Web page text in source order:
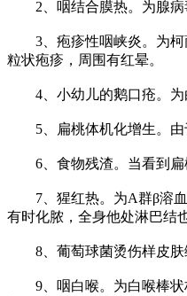
2、咽结合膜热。为腺病
3、疱疹性咽峡炎。为柯
粒状疱疹，周围有红晕。
4、小幼儿的鹅口疮。为
5、扁桃体机化增生。由
6、食物残渣。当看到扁
7、猩红热。为A群β溶血
有时化脓，全身他处淋巴结
8、葡萄球菌烫伤样皮肤综
9、咽白喉。为白喉棒状